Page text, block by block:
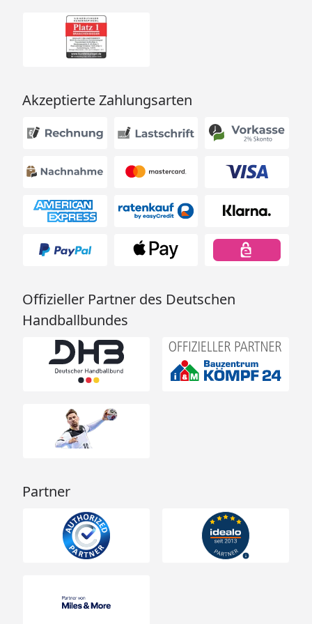
Akzeptierte Zahlungsarten
Offizieller Partner des Deutschen
Handballbundes
Partner